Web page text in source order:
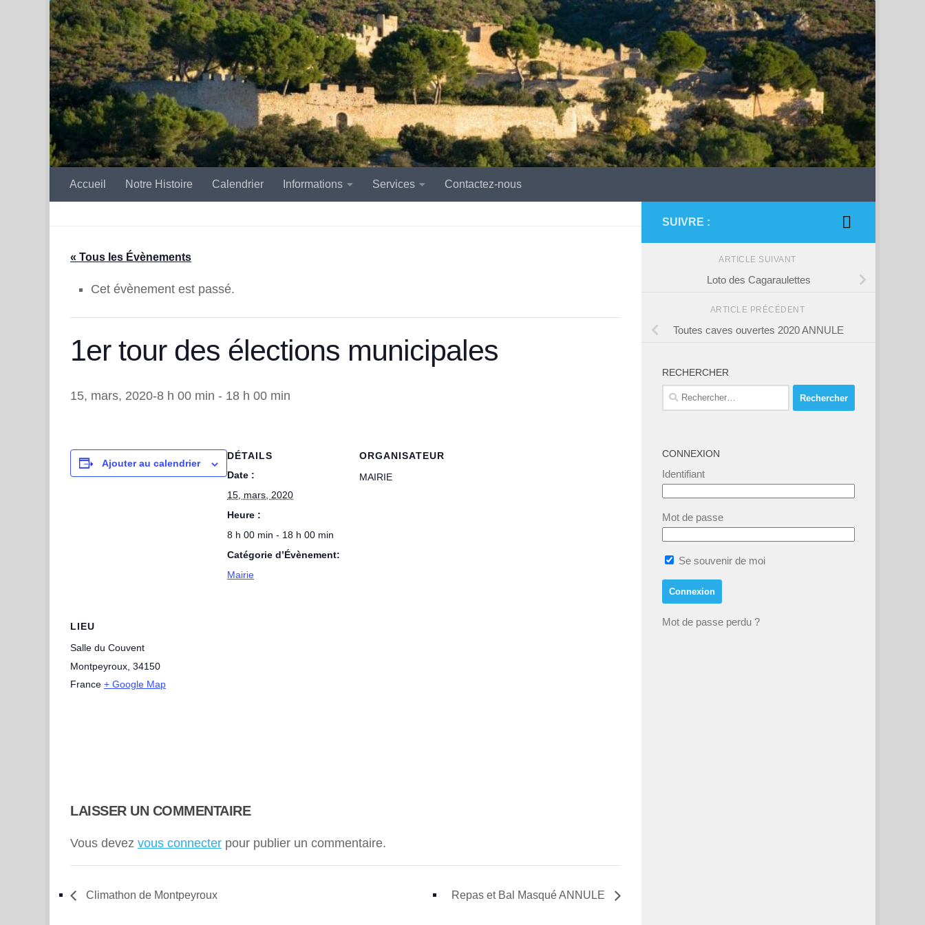
Skip to content
Accueil Notre Histoire Calendrier Informations Services Contactez-nous
« Tous les Évènements
Cet évènement est passé.
1er tour des élections municipales
15, mars, 2020-8 h 00 min - 18 h 00 min
Ajouter au calendrier
DÉTAILS
Date :
15, mars, 2020
Heure :
8 h 00 min - 18 h 00 min
Catégorie d’Évènement:
Mairie
ORGANISATEUR
MAIRIE
LIEU
Salle du Couvent
Montpeyroux, 34150
France + Google Map
LAISSER UN COMMENTAIRE
Vous devez vous connecter pour publier un commentaire.
Climathon de Montpeyroux Repas et Bal Masqué ANNULE
SUIVRE :
ARTICLE SUIVANT
Loto des Cagaraulettes
ARTICLE PRÉCÉDENT
Toutes caves ouvertes 2020 ANNULE
RECHERCHER
Rechercher :
CONNEXION
Identifiant
Mot de passe
Se souvenir de moi
Mot de passe perdu ?